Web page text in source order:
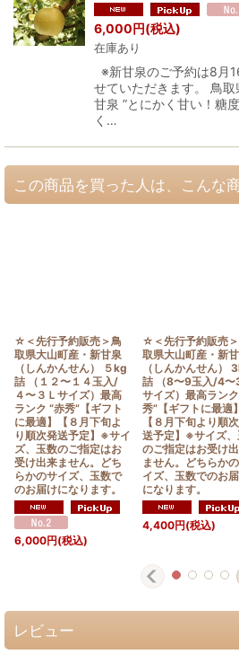
6,000円(税込)
在庫あり
※新甘泉のご予約は8月
せていただきます。 鳥
甘泉 ”とにかく甘い！糖
く…
この商品を買った人は、こんな
☆＜先行予約販売＞鳥
取県大山町産・新甘泉
（しんかんせん） ５kg
詰 （１２〜１４玉入/
４〜３Ｌサイズ）最高
ランク “赤秀”【ギフト
に最適】【８月下旬よ
り順次発送予定】※サイ
ズ、玉数のご指定はお
受け出来ません。どち
らかのサイズ、玉数で
のお届けになります。
6,000円(税込)
☆＜先行予約販売
取県大山町産・新
（しんかんせん）
詰 （8〜9玉入/4〜
サイズ）最高ラン
秀”【ギフトに最適】
【８月下旬より順
送予定】※サイズ、
のご指定はお受け
ません。どちらか
イズ、玉数でのお
になります。
4,400円(税込)
レビュー